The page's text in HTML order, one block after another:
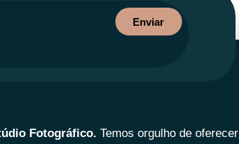
Enviar
Fotográfico. Temos orgulho de oferecer